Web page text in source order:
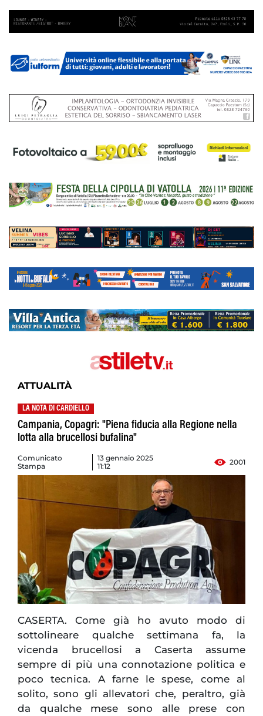
ATTUALITÀ
LA NOTA DI CARDIELLO
Campania, Copagri: "Piena fiducia alla Regione nella
lotta alla brucellosi bufalina"
Comunicato
Stampa
13 gennaio 2025
11:12
2001
CASERTA. Come già ho avuto modo di
sottolineare qualche settimana fa, la
vicenda brucellosi a Caserta assume
sempre di più una connotazione politica e
poco tecnica. A farne le spese, come al
solito, sono gli allevatori che, peraltro, già
da qualche mese sono alle prese con